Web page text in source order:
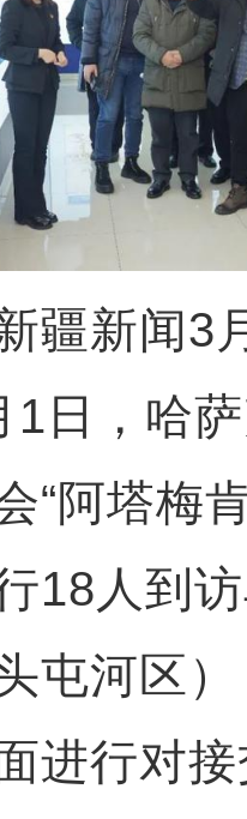
新闻3
1日，哈
“阿塔梅
18人到
屯河区
进行对